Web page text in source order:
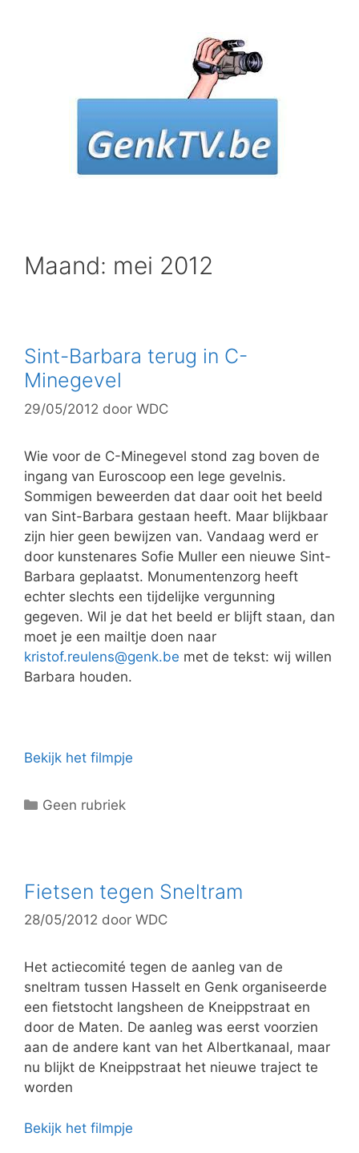
Maand: mei 2012
Sint-Barbara terug in C-
Minegevel
29/05/2012 door WDC
Wie voor de C-Minegevel stond zag boven de
ingang van Euroscoop een lege gevelnis.
Sommigen beweerden dat daar ooit het beeld
van Sint-Barbara gestaan heeft. Maar blijkbaar
zijn hier geen bewijzen van. Vandaag werd er
door kunstenares Sofie Muller een nieuwe Sint-
Barbara geplaatst. Monumentenzorg heeft
echter slechts een tijdelijke vergunning
gegeven. Wil je dat het beeld er blijft staan, dan
moet je een mailtje doen naar
kristof.reulens@genk.be met de tekst: wij willen
Barbara houden.
Bekijk het filmpje
C
g
o
r
e
ë
n
Geen rubriek
Fietsen tegen Sneltram
28/05/2012 door WDC
Het actiecomité tegen de aanleg van de
sneltram tussen Hasselt en Genk organiseerde
een fietstocht langsheen de Kneippstraat en
door de Maten. De aanleg was eerst voorzien
aan de andere kant van het Albertkanaal, maar
nu blijkt de Kneippstraat het nieuwe traject te
worden
Bekijk het filmpje